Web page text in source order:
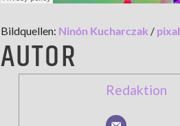
Bildquellen: Ninón Kucharczak /
AUTOR
Redaktion